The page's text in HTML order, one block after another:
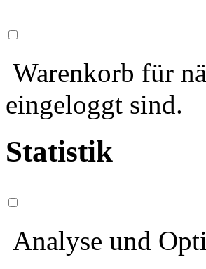
Warenkorb für
eingeloggt sind.
Statistik
Analyse und